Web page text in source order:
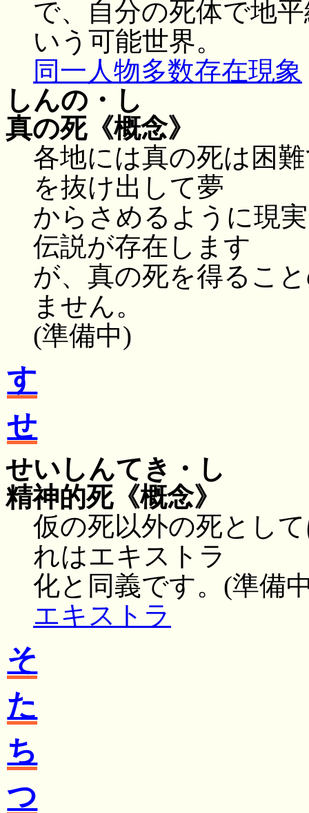
で、自分の死体で地
いう可能世界。
同一人物多数存在現象
しんの・し
真の死《概念》
各地には真の死は困
を抜け出して夢
からさめるように現
伝説が存在します
が、真の死を得るこ
ません。
(準備中)
す
せ
せいしんてき・し
精神的死《概念》
仮の死以外の死とし
れはエキストラ
化と同義です。(準備
エキストラ
そ
た
ち
つ